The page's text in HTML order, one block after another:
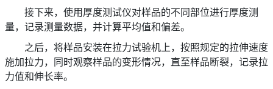
接下来，使用厚度测试仪对样品的不同部位进行厚度测
量，记录测量数据，并计算平均值和偏差。
之后，将样品安装在拉力试验机上，按照规定的拉伸速度
施加拉力，同时观察样品的变形情况，直至样品断裂，记录拉
力值和伸长率。